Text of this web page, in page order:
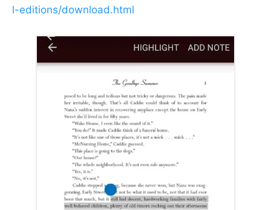
l-editions/download.html